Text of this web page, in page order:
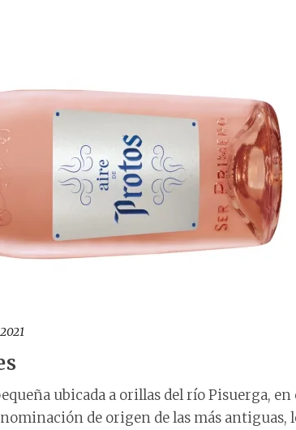
ubicada a orillas del río Pisuerga, en
de origen de las más antiguas,